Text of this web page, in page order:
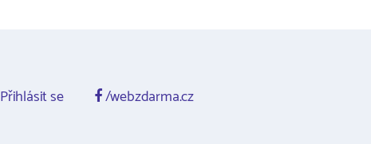
Přihlásit se /webzdarma.cz